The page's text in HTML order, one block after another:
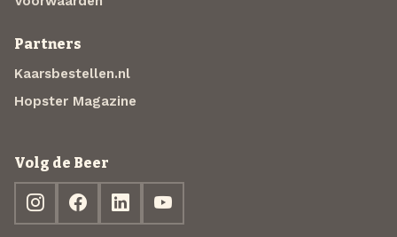
Partners
Kaarsbestellen.nl
Hopster Magazine
Volg de Beer